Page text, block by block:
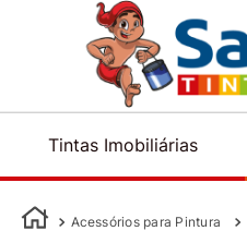
Tintas Imobiliárias
Acessórios para Pintura